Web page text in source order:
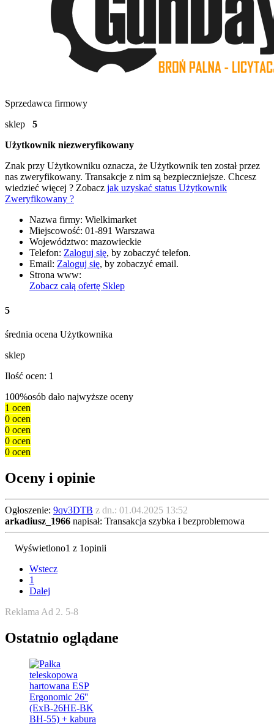
Sprzedawca firmowy
sklep 5
Użytkownik niezweryfikowany
Znak przy Użytkowniku oznacza, że Użytkownik ten został przez
nas zweryfikowany. Transakcje z nim są bezpieczniejsze. Chcesz
wiedzieć więcej ? Zobacz jak uzyskać status Użytkownik
Zweryfikowany ?
Nazwa firmy: Wielkimarket
Miejscowość: 01-891 Warszawa
Województwo: mazowieckie
Telefon: Zaloguj się, by zobaczyć telefon.
Email: Zaloguj się, by zobaczyć email.
Strona www:
Zobacz całą ofertę Sklep
5
średnia ocena Użytkownika
sklep
Ilość ocen: 1
100%osób dało najwyższe oceny
1 ocen
0 ocen
0 ocen
0 ocen
0 ocen
Oceny i opinie
Ogłoszenie: 9qv3DTB z dn.: 01.04.2025 13:52
arkadiusz_1966 napisał: Transakcja szybka i bezproblemowa
Wyświetlono1 z 1opinii
Wstecz
1
Dalej
Reklama Ad 2. 5-8
Ostatnio oglądane